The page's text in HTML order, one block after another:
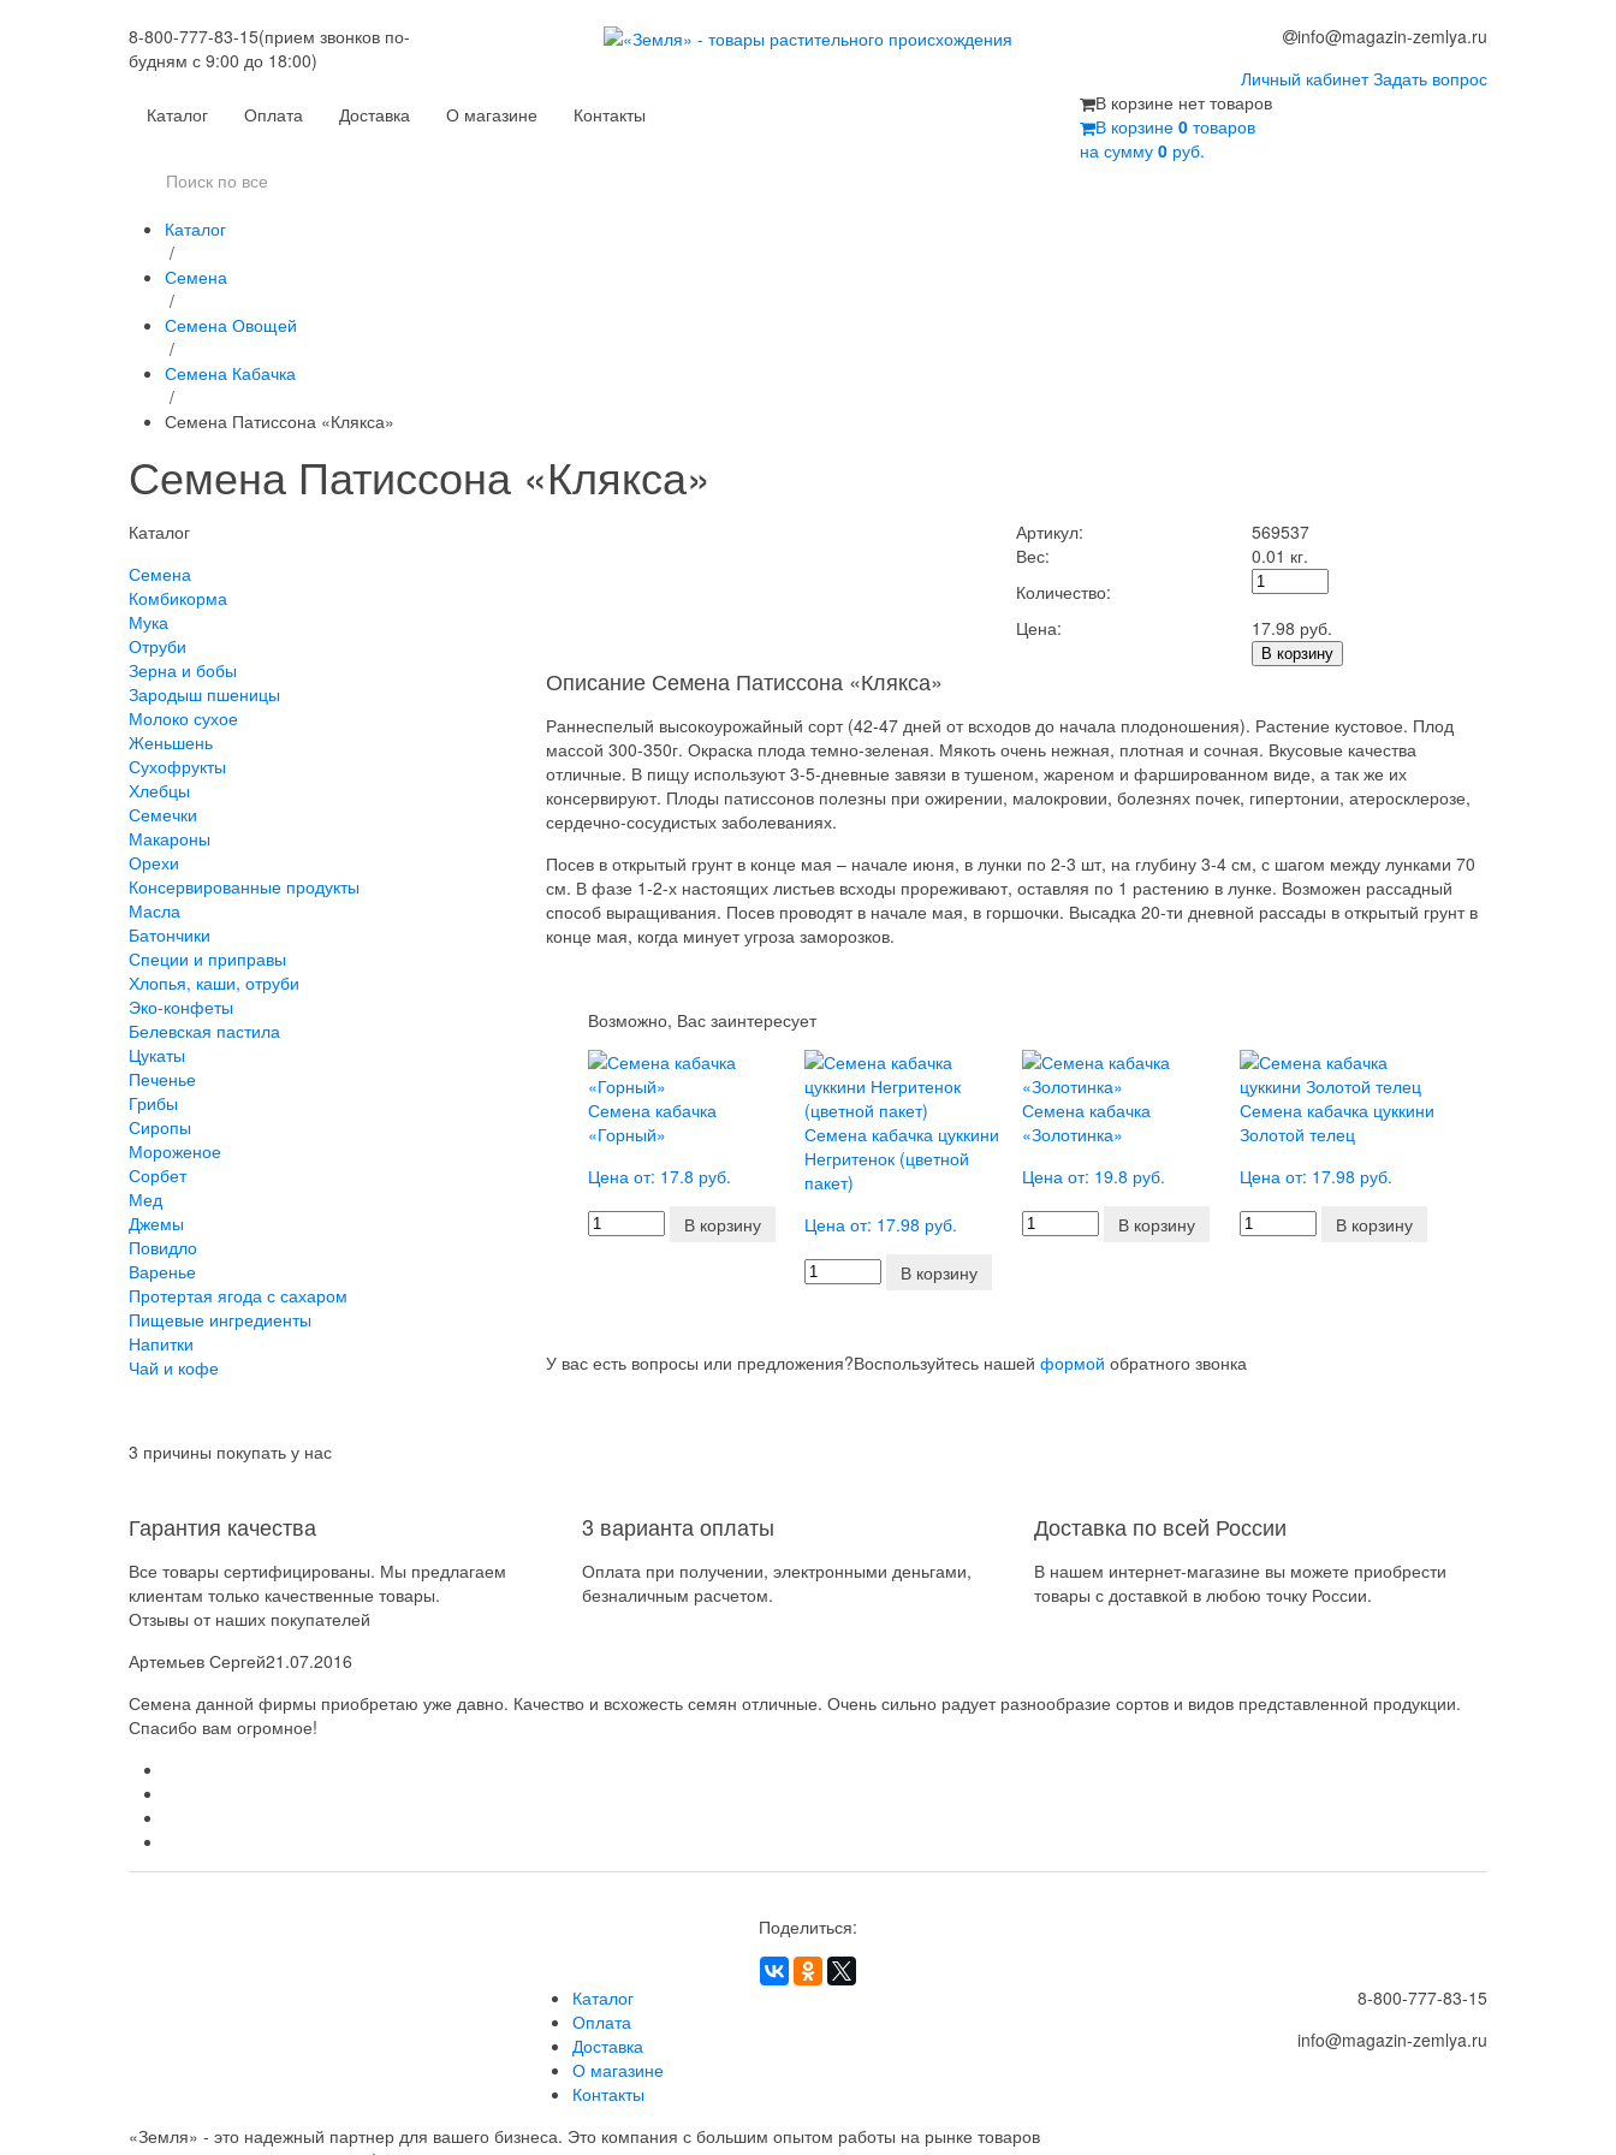
8-800-777-83-15(прием звонков по-
будням с 9:00 до 18:00)
info@magazin-zemlya.ru
Личный кабинет Задать вопрос
Каталог
Оплата Доставка О магазине Контакты
В корзине нет товаров
В корзине 0 товаров
на сумму 0 руб.
Каталог
/
Семена
/
Семена Овощей
/
Семена Кабачка
/
Семена Патиссона «Клякса»
Семена Патиссона «Клякса»
Каталог
Семена
Комбикорма
Мука
Отруби
Зерна и бобы
Зародыш пшеницы
Молоко сухое
Женьшень
Сухофрукты
Хлебцы
Семечки
Макароны
Орехи
Консервированные продукты
Масла
Батончики
Специи и приправы
Хлопья, каши, отруби
Эко-конфеты
Белевская пастила
Цукаты
Печенье
Грибы
Сиропы
Мороженое
Сорбет
Мед
Джемы
Повидло
Варенье
Протертая ягода с сахаром
Пищевые ингредиенты
Напитки
Чай и кофе
Артикул:
569537
Вес:
0.01 кг.
Количество:
Цена:
17.98 руб.
В корзину
Описание Семена Патиссона «Клякса»
Раннеспелый высокоурожайный сорт (42-47 дней от всходов до начала плодоношения). Растение кустовое. Плод
массой 300-350г. Окраска плода темно-зеленая. Мякоть очень нежная, плотная и сочная. Вкусовые качества
отличные. В пищу используют 3-5-дневные завязи в тушеном, жареном и фаршированном виде, а так же их
консервируют. Плоды патиссонов полезны при ожирении, малокровии, болезнях почек, гипертонии, атеросклерозе,
сердечно-сосудистых заболеваниях.
Посев в открытый грунт в конце мая – начале июня, в лунки по 2-3 шт, на глубину 3-4 см, с шагом между лунками 70
см. В фазе 1-2-х настоящих листьев всходы прореживают, оставляя по 1 растению в лунке. Возможен рассадный
способ выращивания. Посев проводят в начале мая, в горшочки. Высадка 20-ти дневной рассады в открытый грунт в
конце мая, когда минует угроза заморозков.
Возможно, Вас заинтересует
Семена кабачка
«Горный»
Цена от: 17.8 руб.
В корзину
Семена кабачка цуккини
Негритенок (цветной
пакет)
Цена от: 17.98 руб.
В корзину
Семена кабачка
«Золотинка»
Цена от: 19.8 руб.
В корзину
Семена кабачка цуккини
Золотой телец
Цена от: 17.98 руб.
В корзину
У вас есть вопросы или предложения?Воспользуйтесь нашей формой обратного звонка
3 причины покупать у нас
Гарантия качества
Все товары сертифицированы. Мы предлагаем
клиентам только качественные товары.
3 варианта оплаты
Оплата при получении, электронными деньгами,
безналичным расчетом.
Доставка по всей России
В нашем интернет-магазине вы можете приобрести
товары с доставкой в любою точку России.
Отзывы от наших покупателей
Артемьев Сергей21.07.2016
Семена данной фирмы приобретаю уже давно. Качество и всхожесть семян отличные. Очень сильно радует разнообразие сортов и видов представленной продукции.
Спасибо вам огромное!
Поделиться:
Каталог
Оплата
Доставка
О магазине
Контакты
8-800-777-83-15
info@magazin-zemlya.ru
«Земля» - это надежный партнер для вашего бизнеса. Это компания с большим опытом работы на рынке товаров